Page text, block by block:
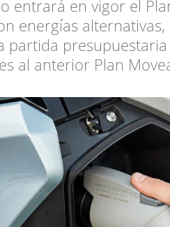
entrará en vigor el
energías
partida
al anterior Plan